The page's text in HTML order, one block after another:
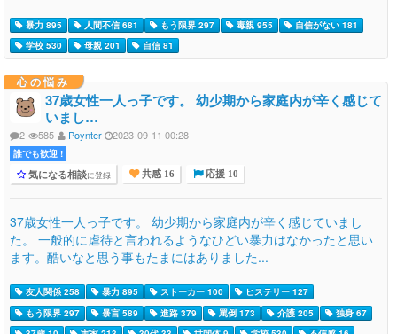
暴力 895 人間不信 681 もう限界 297 毒親 955
自信がない 181
学校 530
母親 201 自信 81
心の悩み
37歳女性一人っ子です。 幼少期から家庭内が辛く感じて
いまし…
2 585 Poynter 2023-09-11 00:28
誰でも歓迎 !
気になる相談に登録 共感 16 応援 10
37歳女性一人っ子です。 幼少期から家庭内が辛く感じていまし
た。 一般的に虐待と言われるようなひどい暴力はなかったと思い
ます。酷いなと思う事もたまにはありました...
友人関係 258 暴力 895 ストーカー 100
ヒステリー 127
もう限界 297
暴言 589 進路 379 罵倒 173 介護 205
独身 67